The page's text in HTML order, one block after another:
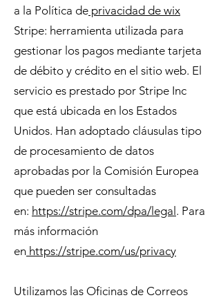
a la Política de privacidad de wix
Stripe: herramienta utilizada para
gestionar los pagos mediante tarjeta
de débito y crédito en el sitio web. El
servicio es prestado por Stripe Inc
que está ubicada en los Estados
Unidos. Han adoptado cláusulas tipo
de procesamiento de datos
aprobadas por la Comisión Europea
que pueden ser consultadas
en: https://stripe.com/dpa/legal . Para
más información
en https://stripe.com/us/privacy
Utilizamos las Oficinas de Correos